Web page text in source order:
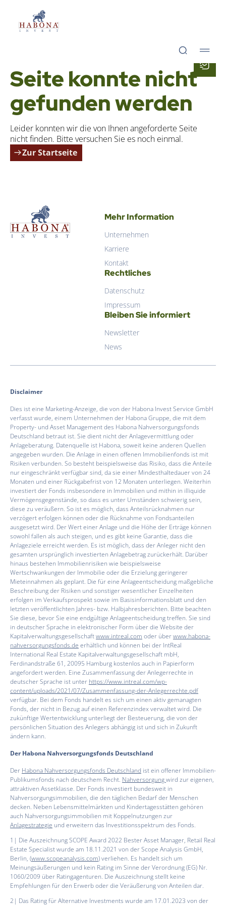
Hab­o­na Invest GmbH
Sei­te konn­te nicht
gefun­den wer­den
Lei­der konn­ten wir die von Ihnen ange­for­der­te Sei­te
nicht fin­den. Bit­te ver­su­chen Sie es noch ein­mal.
Zur Startseite
Hab­o­na Invest GmbH
Mehr Information
Unternehmen
Karriere
Kontakt
Rechtliches
Datenschutz
Impressum
Bleiben Sie informiert
Newsletter
News
Disclaimer
Dies ist eine Marketing-Anzeige, die von der Habona Invest Service GmbH
verfasst wurde, einem Unternehmen der Habona Gruppe, die mit dem
Property- und Asset Management des Habona Nahversorgungsfonds
Deutschland betraut ist. Sie dient nicht der Anlagevermittlung oder
Anlageberatung. Datenquelle ist Habona, soweit keine anderen Quellen
angegeben wurden. Die Anlage in einen offenen Immobilienfonds ist mit
Risiken verbunden. So besteht beispielsweise das Risiko, dass die Anteile
nur eingeschränkt verfügbar sind, da sie einer Mindesthaltedauer von 24
Monaten und einer Rückgabefrist von 12 Monaten unterliegen. Weiterhin
investiert der Fonds insbesondere in Immobilien und mithin in illiquide
Vermögensgegenstände, so dass es unter Umständen schwierig sein,
diese zu veräußern. So ist es möglich, dass Anteilsrücknahmen nur
verzögert erfolgen können oder die Rücknahme von Fondsanteilen
ausgesetzt wird. Der Wert einer Anlage und die Höhe der Erträge können
sowohl fallen als auch steigen, und es gibt keine Garantie, dass die
Anlageziele erreicht werden. Es ist möglich, dass der Anleger nicht den
gesamten ursprünglich investierten Anlagebetrag zurückerhält. Darüber
hinaus bestehen Immobilienrisiken wie beispielsweise
Wertschwankungen der Immobilie oder die Erzielung geringerer
Mieteinnahmen als geplant. Die für eine Anlageentscheidung maßgebliche
Beschreibung der Risiken und sonstiger wesentlicher Einzelheiten
erfolgen im Verkaufsprospekt sowie im Basisinformationsblatt und den
letzten veröffentlichten Jahres- bzw. Halbjahresberichten. Bitte beachten
Sie diese, bevor Sie eine endgültige Anlageentscheidung treffen. Sie sind
in deutscher Sprache in elektronischer Form über die Website der
Kapitalverwaltungsgesellschaftwww.intreal.com oder überwww.habona-
nahversorgungsfonds.de erhältlich und können bei der lntReal
International Real Estate Kapitalverwaltungsgesellschaft mbH,
Ferdinandstraße 61, 20095 Hamburg kostenlos auch in Papierform
angefordert werden. Eine Zusammenfassung der Anlegerrechte in
deutscher Sprache ist unter https://www.intreal.com/wp-
content/uploads/2021/07/Zusammenfassung-der-Anlegerrechte.pdf
verfügbar. Bei dem Fonds handelt es sich um einen aktiv gemanagten
Fonds, der nicht in Bezug auf einen Referenzindex verwaltet wird. Die
zukünftige Wertentwicklung unterliegt der Besteuerung, die von der
persönlichen Situation des Anlegers abhängig ist und sich in Zukunft
ändern kann.
Der Habona Nahversorgungsfonds Deutschland
Der Habona Nahversorgungsfonds Deutschland ist ein offener Immobilien-
Publikumsfonds nach deutschem Recht. Nahversorgungwird zur eigenen,
attraktiven Assetklasse. Der Fonds investiert bundesweit in
Nahversorgungsimmobilien, die den täglichen Bedarf der Menschen
decken. Neben Lebensmittelmärkten und Kindertagesstätten gehören
auch Nahversorgungsimmobilien mit Koppelnutzungen zur
Anlagestrategie und erweitern das Investitionsspektrum des Fonds.
1| Die Auszeichnung SCOPE Award 2022 Bester Asset Manager, Retail Real
Estate Specialist wurde am 18.11.2021 von der Scope Analysis GmbH,
Berlin, (www.scopeanalysis.com) verliehen. Es handelt sich um
Meinungsäußerungen und kein Rating im Sinne der Verordnung (EG) Nr.
1060/2009 über Ratingagenturen. Die Auszeichnung stellt keine
Empfehlungen für den Erwerb oder die Veräußerung von Anteilen dar.
2| Das Rating für Alternative Investments wurde am 17.01.2023 von der